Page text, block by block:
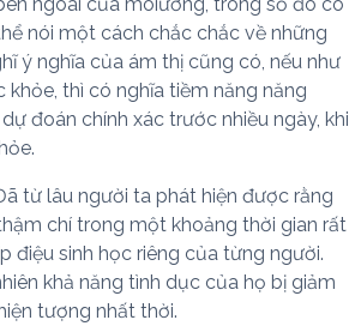
nói một cách chắc chắc về những
ý nghĩa của ám thị cũng có, nếu như
thì có nghĩa tiềm năng năng
đoán chính xác trước nhiều ngày, khi
từ lâu người ta phát hiện được rằng
chí trong một khoảng thời gian rất
điệu sinh học riêng của từng người.
khả năng tình dục của họ bị giảm
tượng nhất thời.